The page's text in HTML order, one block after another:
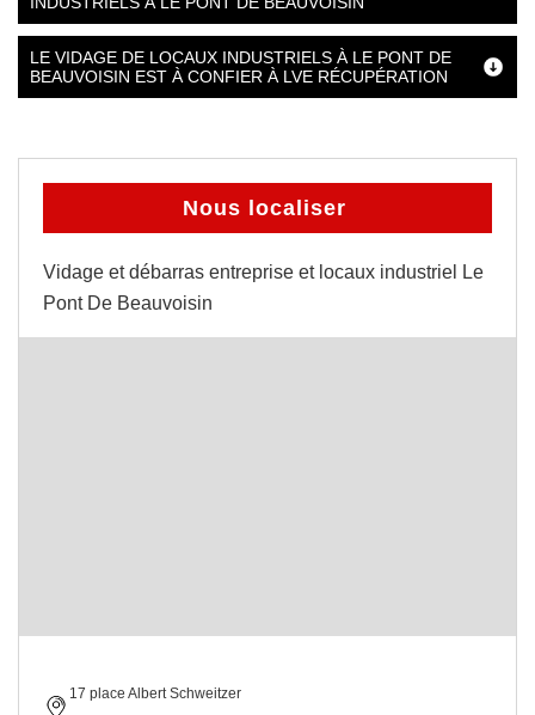
LE VIDAGE DE LOCAUX INDUSTRIELS À LE PONT DE
BEAUVOISIN EST À CONFIER À LVE RÉCUPÉRATION
Nous localiser
Vidage et débarras entreprise et locaux industriel Le
Pont De Beauvoisin
17 place Albert Schweitzer